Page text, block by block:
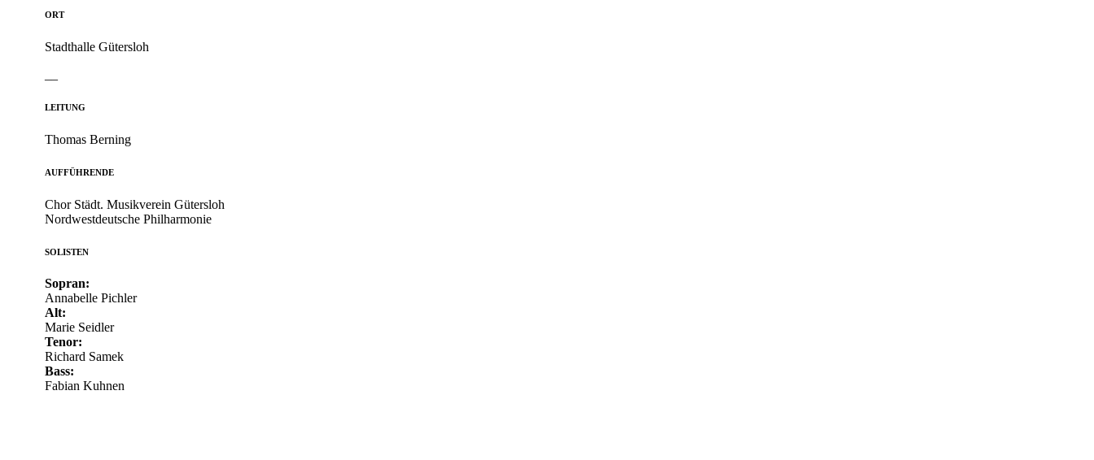
ORT
Stadthalle Gütersloh
LEITUNG
Thomas Berning
AUFFÜHRENDE
Chor Städt. Musikverein Gütersloh
Nordwestdeutsche Philharmonie
SOLISTEN
Sopran:
Annabelle Pichler
Alt:
Marie Seidler
Tenor:
Richard Samek
Bass:
Fabian Kuhnen